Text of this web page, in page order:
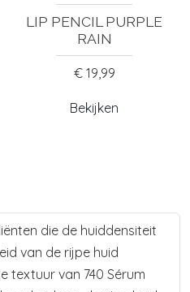
LIP PENCIL PURPLE
RAIN
€ 19,99
Bekijken
die de huiddensiteit
van de rijpe huid
textuur van 740 Sérum